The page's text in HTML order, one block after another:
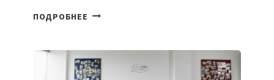
ПОДРОБНЕЕ ОТКРЫТ
DEAL
VELOCITY